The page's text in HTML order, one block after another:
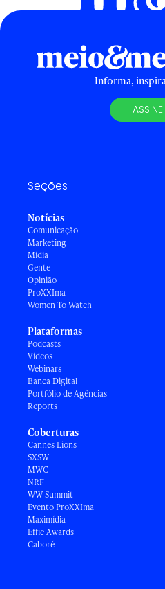
Informa,
Seções
Notícias
Comunicação
Marketing
Mídia
Gente
Opinião
ProXXIma
Women To Watch
Plataformas
Podcasts
Vídeos
Webinars
Banca Digital
Portfólio de Agências
Reports
Coberturas
Cannes Lions
SXSW
MWC
NRF
WW Summit
Evento ProXXIma
Maximídia
Effie Awards
Caboré